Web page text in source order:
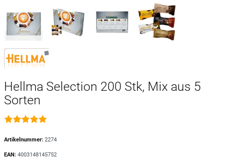
Hellma Selection 200 Stk, Mix aus 5
Sorten
Artikelnummer: 2274
EAN: 4003148145752